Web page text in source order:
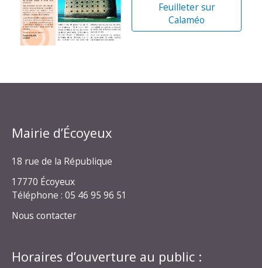
Feuilleter sur
Calaméo
Mairie d’Écoyeux
18 rue de la République
17770 Écoyeux
Téléphone : 05 46 95 96 51
Nous contacter
Horaires d’ouverture au public :